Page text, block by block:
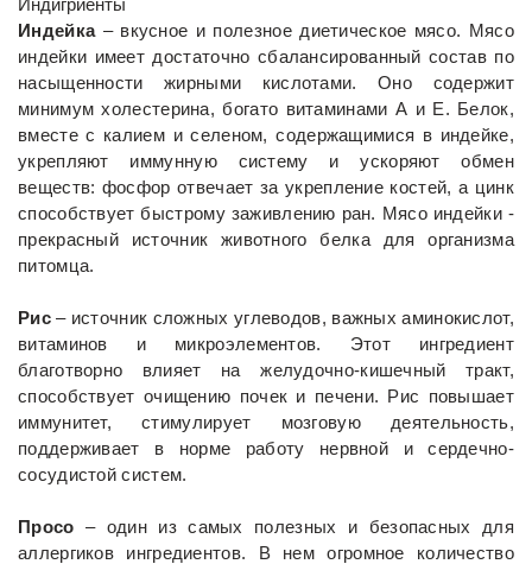
Индейка– вкусное и полезное диетическое мясо. Мясо
индейки имеет достаточно сбалансированный состав по
насыщенности жирными кислотами. Оно содержит
минимум холестерина, богато витаминами А и Е. Белок,
вместе с калием и селеном, содержащимися в индейке,
укрепляют иммунную систему и ускоряют обмен
веществ: фосфор отвечает за укрепление костей, а цинк
способствует быстрому заживлению ран. Мясо индейки -
прекрасный источник животного белка для организма
питомца.
Рис– источник сложных углеводов, важных аминокислот,
витаминов и микроэлементов. Этот ингредиент
благотворно влияет на желудочно-кишечный тракт,
способствует очищению почек и печени. Рис повышает
иммунитет, стимулирует мозговую деятельность,
поддерживает в норме работу нервной и сердечно-
сосудистой систем.
Просо – один из самых полезных и безопасных для
аллергиков ингредиентов. В нем огромное количество